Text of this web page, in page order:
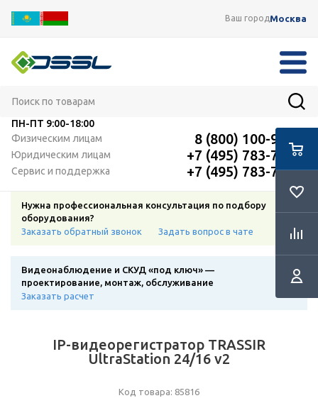
Ваш городМосква
ПН-ПТ 9:00-18:00
Физическим лицам
8 (800) 100-91-12
Юридическим лицам +7 (495) 783-72-87
Сервис и поддержка +7 (495) 783-72-87
Нужна профессиональная консультация по подбору
оборудования?
Заказать обратный звонок
Задать вопрос в чате
Видеонаблюдение и СКУД «под ключ» —
проектирование, монтаж, обслуживание
Заказать расчет
IP-видеорегистратор TRASSIR
UltraStation 24/16 v2
Код товара: 85816